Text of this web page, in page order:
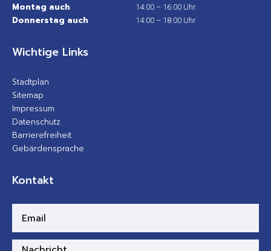
Montag auch 14:00 – 16:00 Uhr
Donnerstag auch 14:00 – 18:00 Uhr
Wichtige Links
Stadtplan
Sitemap
Impressum
Datenschutz
Barrierefreiheit
Gebärdensprache
Kontakt